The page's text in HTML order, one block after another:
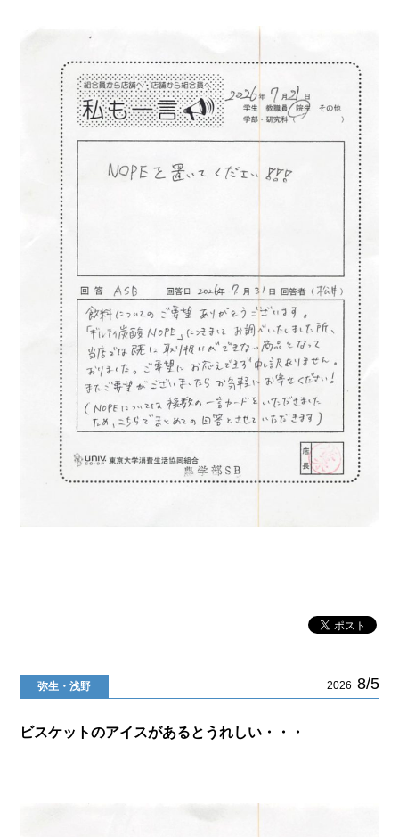
弥生・浅野 2026 8/5
ビスケットのアイスがあるとうれしい・・・